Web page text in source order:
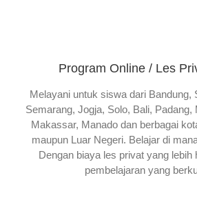
Program Online / Les
Melayani untuk siswa dari Bandung,
Semarang, Jogja, Solo, Bali, Padang,
Makassar, Manado dan berbagai
maupun Luar Negeri. Belajar di
Dengan biaya les privat yang lebih
pembelajaran yang